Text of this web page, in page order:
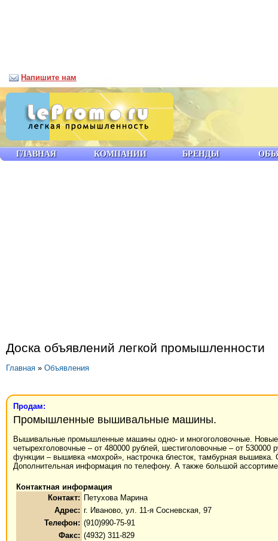
Доска объявлений легкой промышленности
Главная » Объявления
Продам:
Промышленные вышивальные машины.
Вышивальные промышленные машины одно- и многоголовочные. Новые
четырехголовочные – от 480000 рублей, шестиголовочные – от
функции – вышивка «мохрой», настрочка блесток, тамбурная
Дополнительная информация по телефону. А также большой
Контактная информация
Контакт: Петухова Марина
Адрес: г. Иваново, ул. 11-я Сосневская, 97
Телефон: (910)990-75-91
Факс: (4932) 311-829
ГЛАВНАЯ КОМПАНИИ БРЕНДЫ
Напишите нам